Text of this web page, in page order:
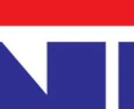
ติดตามสนุกโซเชียลได้ที่
เทศไทย) จำกัด